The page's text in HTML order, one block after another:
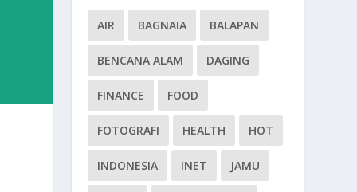
AIR BAGNAIA BALAPAN
BENCANA ALAM DAGING
FINANCE FOOD
FOTOGRAFI HEALTH HOT
INDONESIA INET JAMU